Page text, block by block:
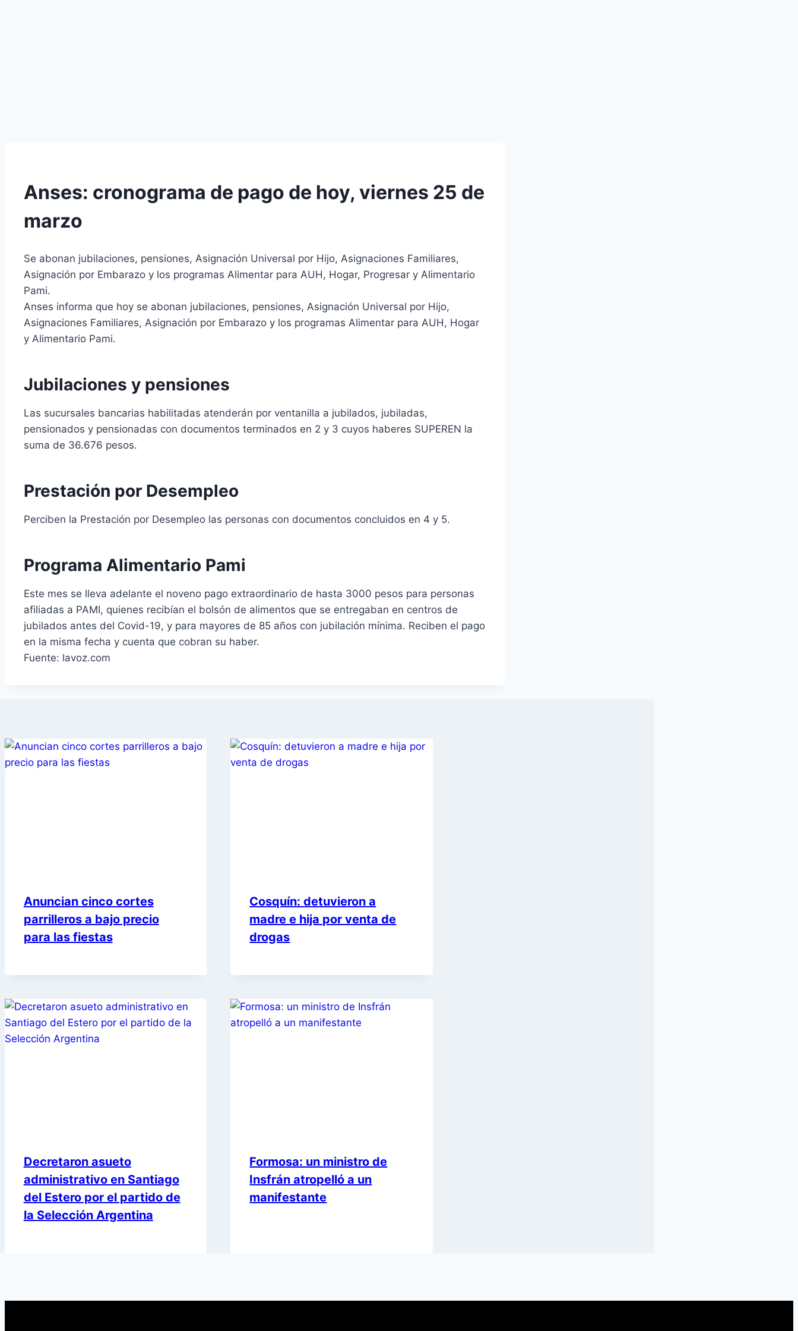
Anses: cronograma de pago de hoy, viernes 25 de
marzo
Se abonan jubilaciones, pensiones, Asignación Universal por Hijo, Asignaciones Familiares,
Asignación por Embarazo y los programas Alimentar para AUH, Hogar, Progresar y Alimentario
Pami.
Anses informa que hoy se abonan jubilaciones, pensiones, Asignación Universal por Hijo,
Asignaciones Familiares, Asignación por Embarazo y los programas Alimentar para AUH, Hogar
y Alimentario Pami.
Jubilaciones y pensiones
Las sucursales bancarias habilitadas atenderán por ventanilla a jubilados, jubiladas,
pensionados y pensionadas con documentos terminados en 2 y 3 cuyos haberes SUPEREN la
suma de 36.676 pesos.
Prestación por Desempleo
Perciben la Prestación por Desempleo las personas con documentos concluidos en 4 y 5.
Programa Alimentario Pami
Este mes se lleva adelante el noveno pago extraordinario de hasta 3000 pesos para personas
afiliadas a PAMI, quienes recibían el bolsón de alimentos que se entregaban en centros de
jubilados antes del Covid-19, y para mayores de 85 años con jubilación mínima. Reciben el pago
en la misma fecha y cuenta que cobran su haber.
Fuente: lavoz.com
Anuncian cinco cortes
parrilleros a bajo precio
para las fiestas
Cosquín: detuvieron a
madre e hija por venta de
drogas
Decretaron asueto
administrativo en Santiago
del Estero por el partido de
la Selección Argentina
Formosa: un ministro de
Insfrán atropelló a un
manifestante